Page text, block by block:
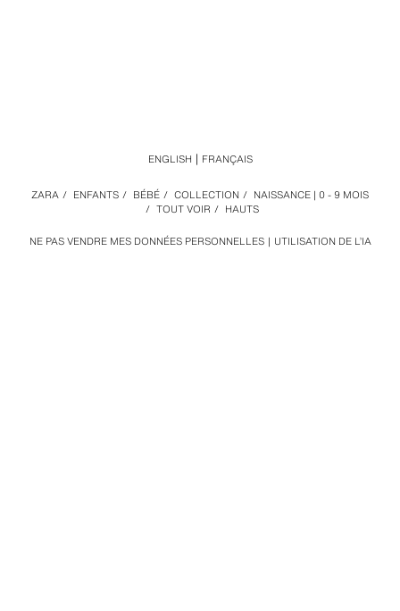
NE PAS VENDRE MES DONNÉES PERSONNELLES UTILISATION DE L’IA
ZARA / ENFANTS / BÉBÉ / COLLECTION / NAISSANCE | 0 - 9 MOIS
/ TOUT VOIR / HAUTS
ENGLISH FRANÇAIS